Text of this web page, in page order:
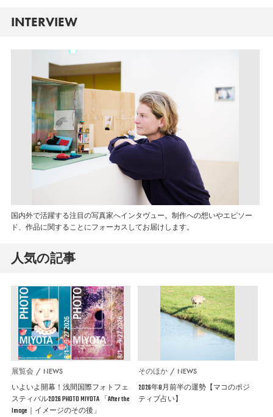
INTERVIEW
国内外で活躍する注目の写真家へインタヴュー。制作への想いやエピソー
ド、作品に関することにフォーカスしてお届けします。
人気の記事
展覧会 NEWS
いよいよ開幕！浅間国際フォトフェ
スティバル2026 PHOTO MIYOTA 「After the
Image｜イメージのその後」
そのほか NEWS
2026年8月前半の運勢【マコのポジ
ティブ占い】